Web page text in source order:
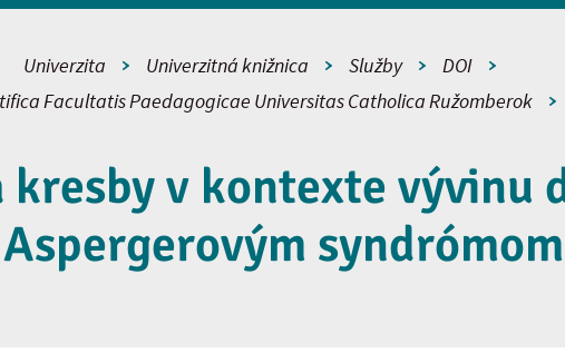
Univerzita Univerzitná knižnica Služby
DOI
Facultatis Paedagogicae Universitas Catholica Ružomberok
kresby v kontexte vývinu
syndrómom